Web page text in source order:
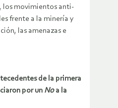
los movimientos anti-
frente a la minería y
las amenazas e
de la primera
por un Noa la